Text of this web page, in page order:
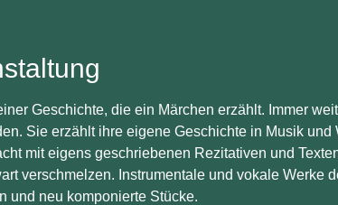
Geschichte, die ein Märchen erzählt. Immer
Sie erzählt ihre eigene Geschichte in Musik und
mit eigens geschriebenen Rezitativen und
verschmelzen. Instrumentale und vokale Werke
und neu komponierte Stücke.